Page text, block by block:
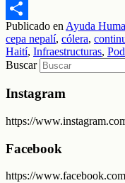
Email
Compartir
Publicado en Ayuda
cepa nepalí, cólera,
Haití, Infraestructuras,
Buscar
Instagram
https://
Facebook
https://